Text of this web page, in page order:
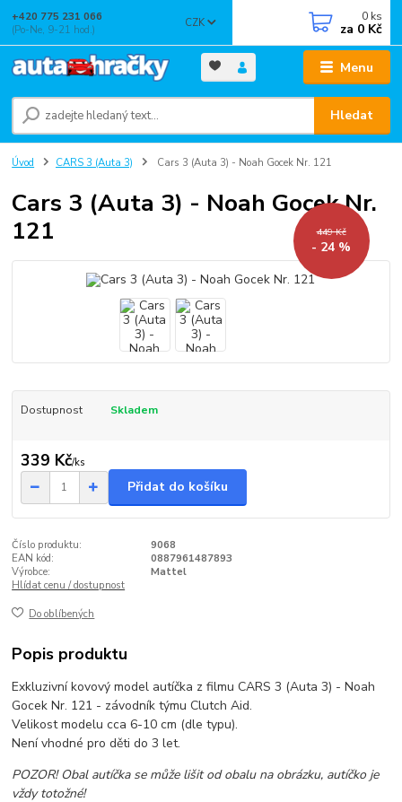
Menu
CZK
Hledat
+420 775 231 066
(Po-Ne, 9-21 hod.)
0 ks
za 0 Kč
Úvod CARS 3 (Auta 3) Cars 3 (Auta 3) - Noah Gocek Nr. 121
Cars 3 (Auta 3) - Noah Gocek Nr.
121
449 Kč
- 24 %
Dostupnost Skladem
339 Kč/ks
Přidat do košíku
Číslo produktu:
9068
EAN kód:
0887961487893
Výrobce:
Mattel
Hlídat cenu / dostupnost
Do oblíbených
Popis produktu
Exkluzivní kovový model autíčka z filmu CARS 3 (Auta 3) - Noah
Gocek Nr. 121 - závodník týmu Clutch Aid.
Velikost modelu cca 6-10 cm (dle typu).
Není vhodné pro děti do 3 let.
POZOR! Obal autíčka se může lišit od obalu na obrázku, autíčko je
vždy totožné!